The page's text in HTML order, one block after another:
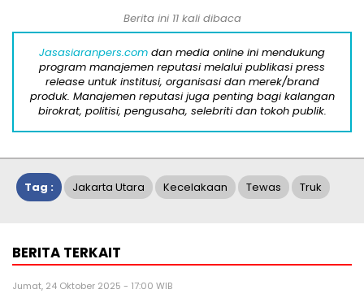
Berita ini 11 kali dibaca
Jasasiaranpers.com dan media online ini mendukung
program manajemen reputasi melalui publikasi press
release untuk institusi, organisasi dan merek/brand
produk. Manajemen reputasi juga penting bagi kalangan
birokrat, politisi, pengusaha, selebriti dan tokoh publik.
Tag : Jakarta Utara Kecelakaan Tewas Truk
BERITA TERKAIT
Jumat, 24 Oktober 2025 - 17:00 WIB